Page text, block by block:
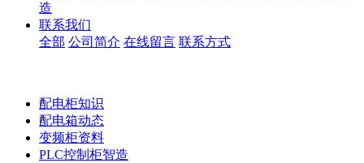
造
联系我们
全部 公司简介 在线留言 联系方式
配电柜知识
配电箱动态
变频柜资料
PLC控制柜智造